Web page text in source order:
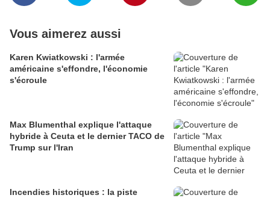
Vous aimerez aussi
Karen Kwiatkowski : l'armée
américaine s'effondre, l'économie
s'écroule
Max Blumenthal explique l'attaque
hybride à Ceuta et le dernier TACO de
Trump sur l'Iran
Incendies historiques : la piste